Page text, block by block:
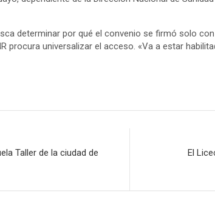
determinar por qué el convenio se firmó solo
procura universalizar el acceso. «Va a estar
Taller de la ciudad de
El